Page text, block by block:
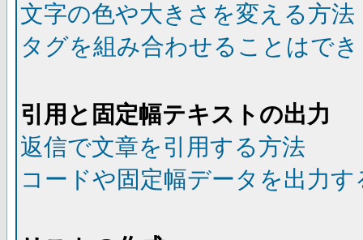
文字の色や大きさを変える方法
タグを組み合わせることはで
引用と固定幅テキストの出力
返信で文章を引用する方法
コードや固定幅データを出力す